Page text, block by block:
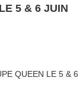
5 & 6 JUIN